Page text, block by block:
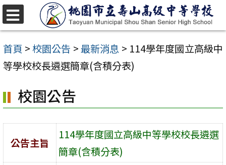
跳
至
主
要
容
區
首頁 >校園公告 >最新消息 > 114學年度國立高級中
等學校校長遴選簡章(含積分表)
校園公告
公告主旨
114學年度國立高級中等學校校長遴選
簡章(含積分表)
選
單